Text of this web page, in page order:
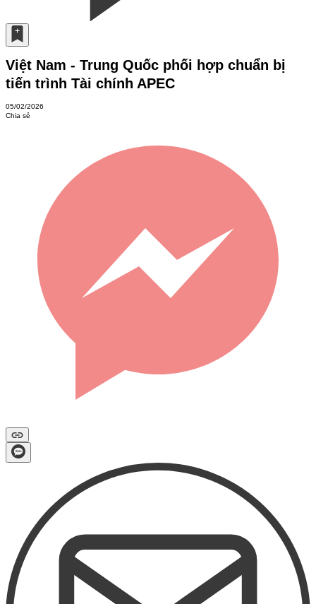
Việt Nam - Trung Quốc phối hợp chuẩn bị
tiến trình Tài chính APEC
05/02/2026
Chia sẻ